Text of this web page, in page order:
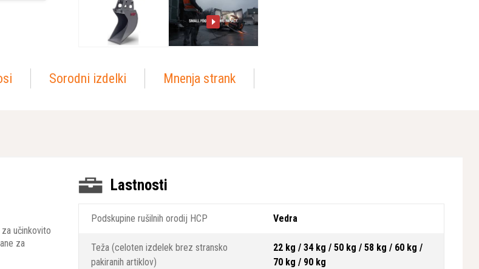
Sorodni izdelki Mnenja strank
učinkovito
za
Lastnosti
Podskupine rušilnih orodij HCP Vedra
Teža (celoten izdelek brez stransko
pakiranih artiklov)
22 kg / 34 kg / 50 kg / 58 kg / 60 kg /
70 kg / 90 kg